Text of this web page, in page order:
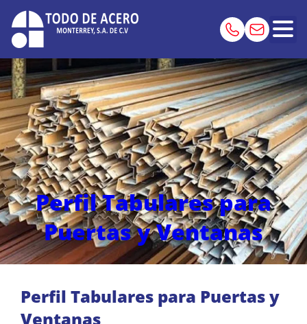
Perfil Tabulares para
Puertas y Ventanas
Perfil Tabulares para Puertas y
Ventanas